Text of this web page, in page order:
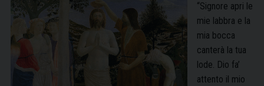
“Signore apri le
mie labbra e la
mia bocca
canterà la tua
lode. Dio fa’
attento il mio